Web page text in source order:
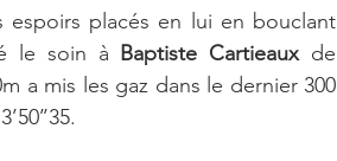
espoirs placés en lui en bouclant
le soin à Baptiste Cartieaux de
a mis les gaz dans le dernier 300